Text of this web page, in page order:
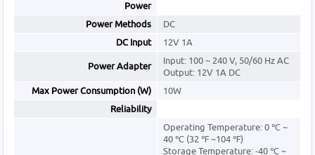
Power
Power Methods
DC
DC Input
12V 1A
Power Adapter
Input: 100 ~ 240 V, 50/60 Hz AC
Output: 12V 1A DC
Max Power Consumption (W)
10W
Reliability
Operating Temperature: 0 ℃ ~
40 ℃ (32 ℉ ~104 ℉)
Storage Temperature: -40 ℃ ~